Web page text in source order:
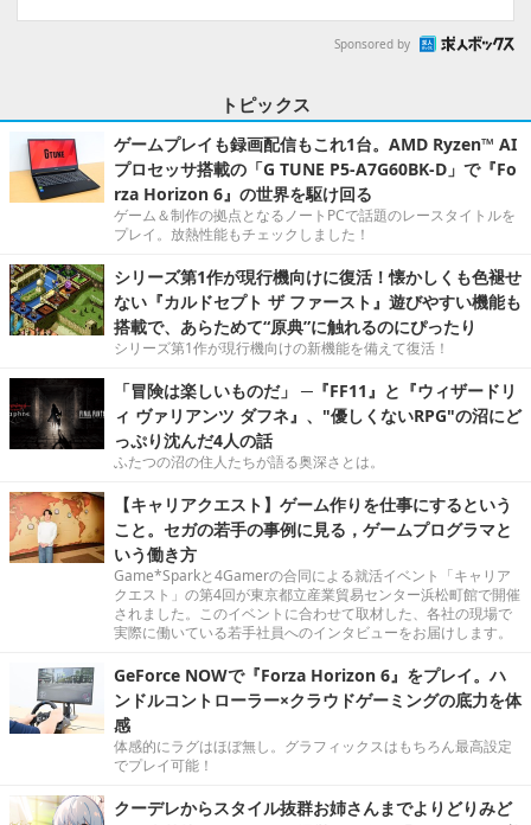
Sponsored by
トピックス
ゲームプレイも録画配信もこれ1台。AMD Ryzen™ AI
プロセッサ搭載の「G TUNE P5-A7G60BK-D」で『Fo
rza Horizon 6』の世界を駆け回る
ゲーム＆制作の拠点となるノートPCで話題のレースタイトルを
プレイ。放熱性能もチェックしました！
シリーズ第1作が現行機向けに復活！懐かしくも色褪せ
ない『カルドセプト ザ ファースト』遊びやすい機能も
搭載で、あらためて“原典”に触れるのにぴったり
シリーズ第1作が現行機向けの新機能を備えて復活！
「冒険は楽しいものだ」 ─『FF11』と『ウィザードリ
ィ ヴァリアンツ ダフネ』、"優しくないRPG"の沼にど
っぷり沈んだ4人の話
ふたつの沼の住人たちが語る奥深さとは。
【キャリアクエスト】ゲーム作りを仕事にするという
こと。セガの若手の事例に見る，ゲームプログラマと
いう働き方
Game*Sparkと4Gamerの合同による就活イベント「キャリア
クエスト」の第4回が東京都立産業貿易センター浜松町館で開催
されました。このイベントに合わせて取材した、各社の現場で
実際に働いている若手社員へのインタビューをお届けします。
GeForce NOWで『Forza Horizon 6』をプレイ。ハ
ンドルコントローラー×クラウドゲーミングの底力を体
感
体感的にラグはほぼ無し。グラフィックスはもちろん最高設定
でプレイ可能！
クーデレからスタイル抜群お姉さんまでよりどりみど